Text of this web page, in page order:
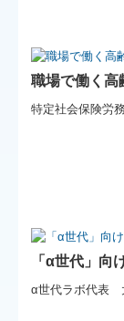
職場で働く高
特定社会保険労
「α世代」向
α世代ラボ代表